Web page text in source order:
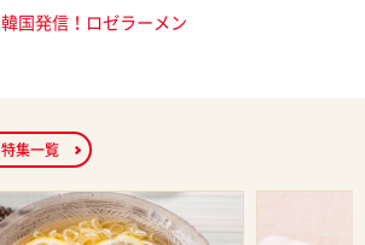
韓国発信！ロゼラーメン
特集一覧